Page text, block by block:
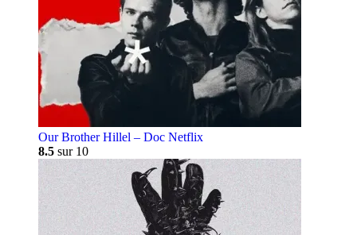
Our Brother Hillel – Doc Netflix
8.5 sur 10